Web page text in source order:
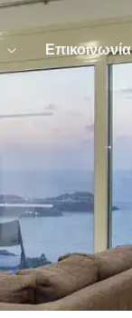
Επικοινωνία